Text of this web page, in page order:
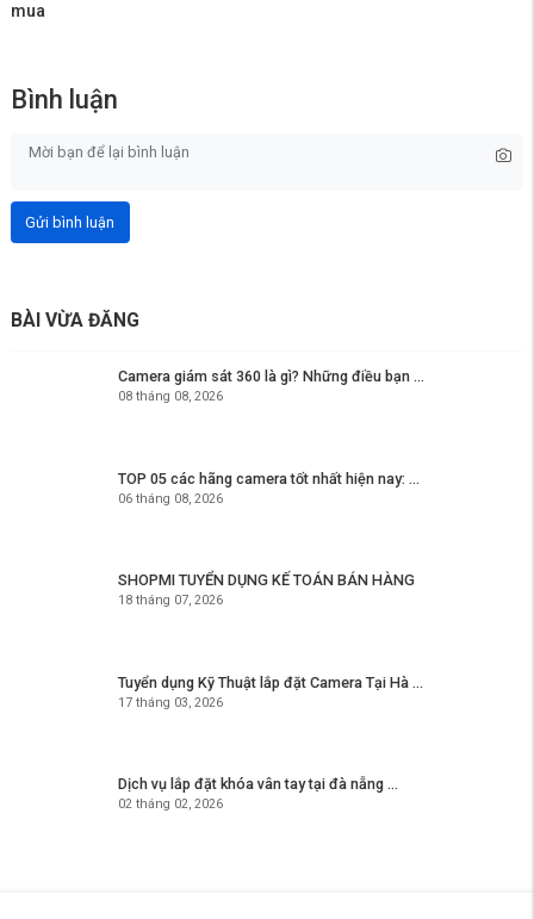
mua
Bình luận
Gửi bình luận
BÀI VỪA ĐĂNG
Camera giám sát 360 là gì? Những điều bạn ...
08 tháng 08, 2026
TOP 05 các hãng camera tốt nhất hiện nay: ...
06 tháng 08, 2026
SHOPMI TUYỂN DỤNG KẾ TOÁN BÁN HÀNG
18 tháng 07, 2026
Tuyển dụng Kỹ Thuật lắp đặt Camera Tại Hà ...
17 tháng 03, 2026
Dịch vụ lắp đặt khóa vân tay tại đà nẵng ...
02 tháng 02, 2026